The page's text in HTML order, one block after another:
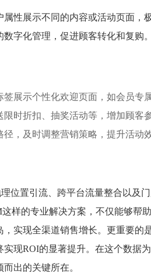
性展示不同的内容或活动页面，
字化管理，促进顾客转化和复购。
展示个性化欢迎页面，如会员专
时折扣、抽奖活动等，增加顾客
，及时调整营销策略，提升活动效
位置引流、跨平台流量整合以及
样的专业解决方案，不仅能够帮
实现全渠道销售增长。更重要的
现ROI的显著提升。在这个数据
出的关键所在。